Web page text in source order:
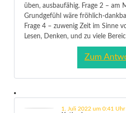
üben, ausbaufähig. Frage 2 – am
Grundgefühl wäre fröhlich-
Frage 4 – zuwenig Zeit im Sinne
Lesen, Denken, und zu viele
Zum
1. Juli 2022 um 0:41 Uhr